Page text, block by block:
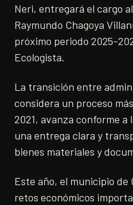
Neri, entregará el cargo
Raymundo Chagoya
próximo periodo 2025-
Ecologista.
La transición entre
considera un proceso
2021, avanza conforme
una entrega clara y
bienes materiales y
Este año, el municipio
retos económicos